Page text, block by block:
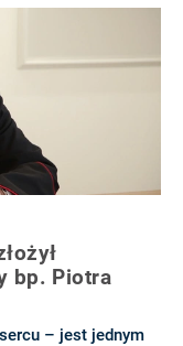
bp. Piotra
– jest jednym